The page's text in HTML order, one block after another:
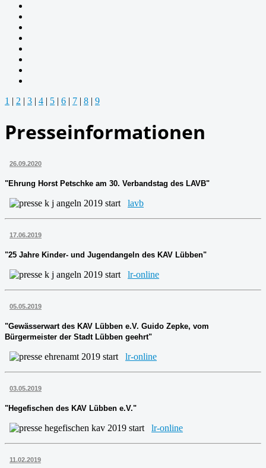
1 | 2 | 3 | 4 | 5 | 6 | 7 | 8 | 9
Presseinformationen
26.09.2020
"Ehrung Horst Petschke am 30. Verbandstag des LAVB"
lavb
17.06.2019
"25 Jahre Kinder- und Jugendangeln des KAV Lübben"
lr-online
05.05.2019
"Gewässerwart des KAV Lübben e.V. Guido Zepke, vom
Bürgermeister der Stadt Lübben geehrt"
lr-online
03.05.2019
"Hegefischen des KAV Lübben e.V."
lr-online
11.02.2019